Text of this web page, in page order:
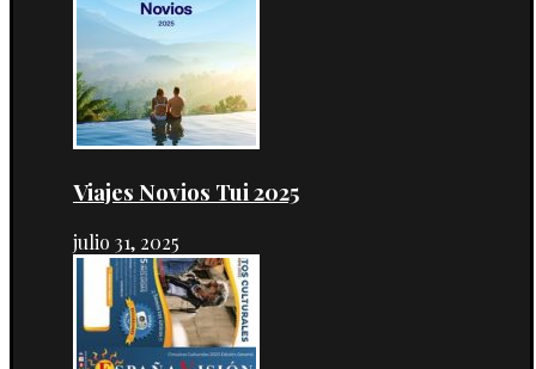
Viajes Novios Tui 2025
julio 31, 2025